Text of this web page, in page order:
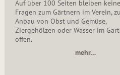
Auf über 100 Seiten bleiben keine
Fragen zum Gärtnern im Verein,
Anbau von Obst und Gemüse,
Ziergehölzen oder Wasser im
offen.
mehr…